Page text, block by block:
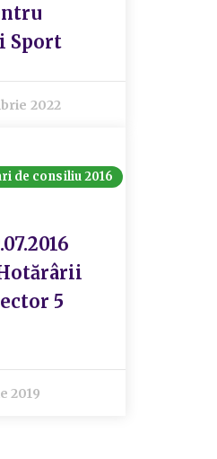
Sport
2022
de consiliu 2016
5
2019